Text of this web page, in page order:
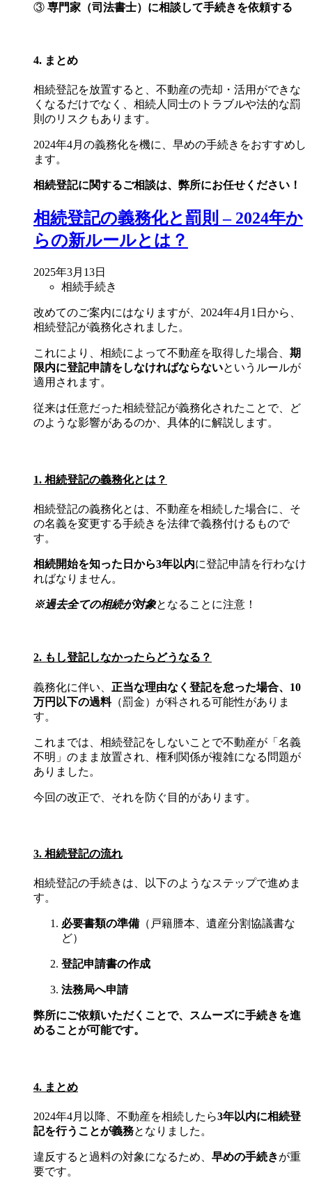
③ 専門家（司法書士）に相談して手続きを依頼する
4. まとめ
相続登記を放置すると、不動産の売却・活用ができな
くなるだけでなく、相続人同士のトラブルや法的な罰
則のリスクもあります。
2024年4月の義務化を機に、早めの手続きをおすすめし
ます。
相続登記に関するご相談は、弊所にお任せください！
相続登記の義務化と罰則 – 2024年か
らの新ルールとは？
2025年3月13日
相続手続き
改めてのご案内にはなりますが、2024年4月1日から、
相続登記が義務化されました。
これにより、相続によって不動産を取得した場合、 期
限内に登記申請をしなければならないというルールが
適用されます。
従来は任意だった相続登記が義務化されたことで、ど
のような影響があるのか、具体的に解説します。
1. 相続登記の義務化とは？
相続登記の義務化とは、不動産を相続した場合に、そ
の名義を変更する手続きを法律で義務付けるもので
す。
相続開始を知った日から3年以内に登記申請を行わなけ
ればなりません。
※過去全ての相続が対象となることに注意！
2. もし登記しなかったらどうなる？
義務化に伴い、 正当な理由なく登記を怠った場合、10
万円以下の過料（罰金）が科される可能性がありま
す。
これまでは、相続登記をしないことで不動産が「名義
不明」のまま放置され、権利関係が複雑になる問題が
ありました。
今回の改正で、それを防ぐ目的があります。
3. 相続登記の流れ
相続登記の手続きは、以下のようなステップで進めま
す。
必要書類の準備 （戸籍謄本、遺産分割協議書な
ど）
登記申請書の作成
法務局へ申請
弊所にご依頼いただくことで、スムーズに手続きを進
めることが可能です。
4. まとめ
2024年4月以降、不動産を相続したら3年以内に相続登
記を行うことが義務となりました。
違反すると過料の対象になるため、 早めの手続きが重
要です。